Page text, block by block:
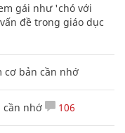
gái như 'chó với
đề trong giáo dục
cơ bản cần nhớ
cần nhớ 106